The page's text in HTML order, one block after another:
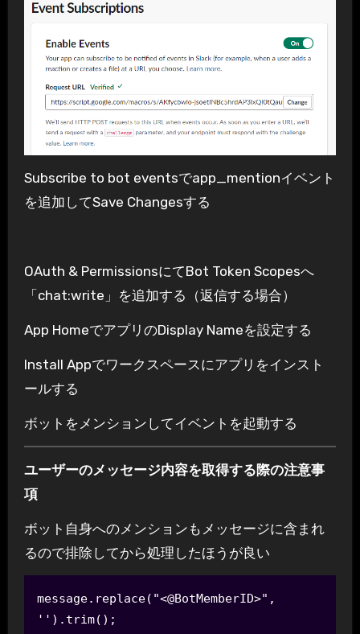
Subscribe to bot eventsでapp_mentionイベント
を追加してSave Changesする
OAuth & PermissionsにてBot Token Scopesへ
「chat:write」を追加する（返信する場合）
App HomeでアプリのDisplay Nameを設定する
Install Appでワークスペースにアプリをインスト
ールする
ボットをメンションしてイベントを起動する
ユーザーのメッセージ内容を取得する際の注意事
項
ボット自身へのメンションもメッセージに含まれ
るので排除してから処理したほうが良い
message.replace("<@BotMemberID>",
'').trim();